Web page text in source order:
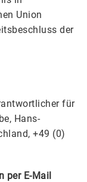
Union
der
für
Hans-
+49 (0)
per E-Mail